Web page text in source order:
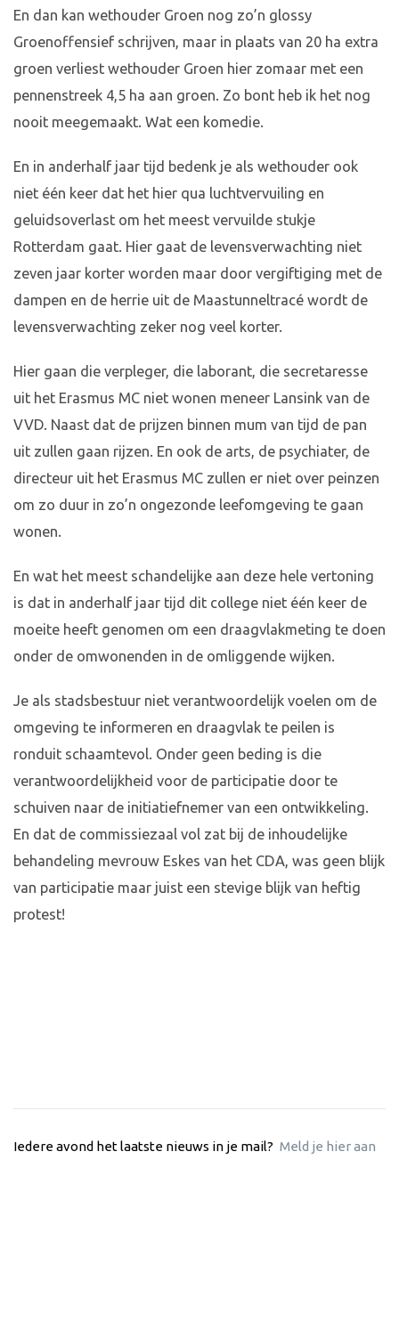
En dan kan wethouder Groen nog zo’n glossy
Groenoffensief schrijven, maar in plaats van 20 ha extra
groen verliest wethouder Groen hier zomaar met een
pennenstreek 4,5 ha aan groen. Zo bont heb ik het nog
nooit meegemaakt. Wat een komedie.
En in anderhalf jaar tijd bedenk je als wethouder ook
niet één keer dat het hier qua luchtvervuiling en
geluidsoverlast om het meest vervuilde stukje
Rotterdam gaat. Hier gaat de levensverwachting niet
zeven jaar korter worden maar door vergiftiging met de
dampen en de herrie uit de Maastunneltracé wordt de
levensverwachting zeker nog veel korter.
Hier gaan die verpleger, die laborant, die secretaresse
uit het Erasmus MC niet wonen meneer Lansink van de
VVD. Naast dat de prijzen binnen mum van tijd de pan
uit zullen gaan rijzen. En ook de arts, de psychiater, de
directeur uit het Erasmus MC zullen er niet over peinzen
om zo duur in zo’n ongezonde leefomgeving te gaan
wonen.
En wat het meest schandelijke aan deze hele vertoning
is dat in anderhalf jaar tijd dit college niet één keer de
moeite heeft genomen om een draagvlakmeting te doen
onder de omwonenden in de omliggende wijken.
Je als stadsbestuur niet verantwoordelijk voelen om de
omgeving te informeren en draagvlak te peilen is
ronduit schaamtevol. Onder geen beding is die
verantwoordelijkheid voor de participatie door te
schuiven naar de initiatiefnemer van een ontwikkeling.
En dat de commissiezaal vol zat bij de inhoudelijke
behandeling mevrouw Eskes van het CDA, was geen blijk
van participatie maar juist een stevige blijk van heftig
protest!
Iedere avond het laatste nieuws in je mail? Meld je hier aan